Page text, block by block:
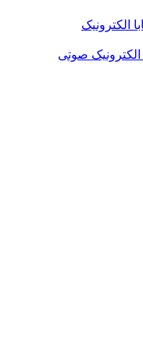
الکترونیک
الکترونیک صوتی